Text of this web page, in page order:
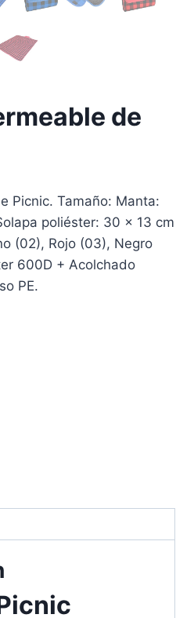
de
Picnic. Tamaño: Manta:
poliéster: 30 x 13 cm
(02), Rojo (03), Negro
600D + Acolchado
PE.